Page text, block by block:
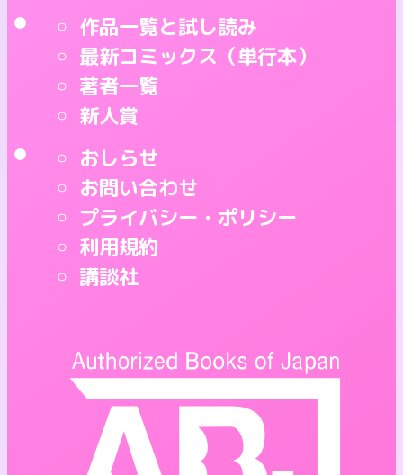
作品一覧と試し読み
最新コミックス（単行本）
著者一覧
新人賞
おしらせ
お問い合わせ
プライバシー・ポリシー
利用規約
講談社